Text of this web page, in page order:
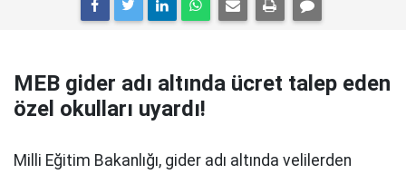
MEB gider adı altında ücret talep eden
özel okulları uyardı!
Milli Eğitim Bakanlığı, gider adı altında velilerden